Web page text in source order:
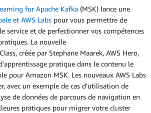
for Apache Kafka (MSK) lance une
et AWS Labs pour vous permettre de
service et de perfectionner vos compétences
La nouvelle
créée par Stephane Maarek, AWS Hero,
pratique dans le contenu le
pour Amazon MSK. Les nouveaux AWS Labs
avec un exemple de cas d'utilisation de
de données de parcours de navigation en
pratiques pour migrer votre cluster